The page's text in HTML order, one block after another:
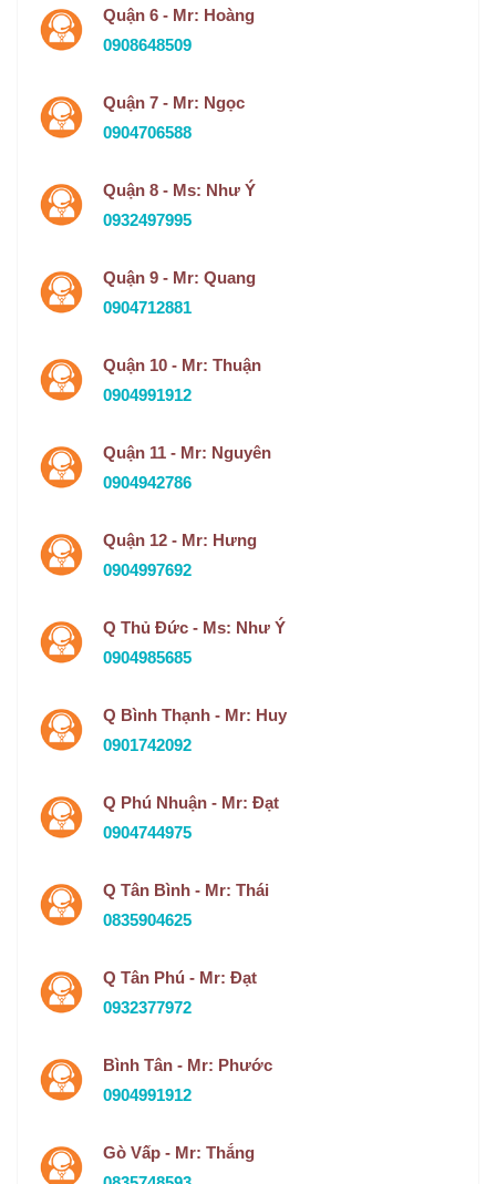
Quận 6 - Mr: Hoàng
0908648509
Quận 7 - Mr: Ngọc
0904706588
Quận 8 - Ms: Như Ý
0932497995
Quận 9 - Mr: Quang
0904712881
Quận 10 - Mr: Thuận
0904991912
Quận 11 - Mr: Nguyên
0904942786
Quận 12 - Mr: Hưng
0904997692
Q Thủ Đức - Ms: Như Ý
0904985685
Q Bình Thạnh - Mr: Huy
0901742092
Q Phú Nhuận - Mr: Đạt
0904744975
Q Tân Bình - Mr: Thái
0835904625
Q Tân Phú - Mr: Đạt
0932377972
Bình Tân - Mr: Phước
0904991912
Gò Vấp - Mr: Thắng